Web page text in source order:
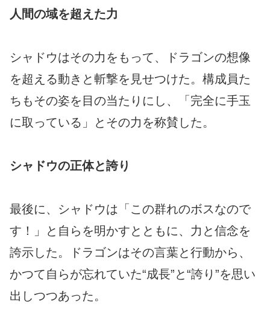
人間の域を超えた力
シャドウはその力をもって、ドラゴンの想像
を超える動きと斬撃を見せつけた。構成員た
ちもその姿を目の当たりにし、「完全に手玉
に取っている」とその力を称賛した。
シャドウの正体と誇り
最後に、シャドウは「この群れのボスなので
す！」と自らを明かすとともに、力と信念を
誇示した。ドラゴンはその言葉と行動から、
かつて自らが忘れていた“成長”と“誇り”を思い
出しつつあった。